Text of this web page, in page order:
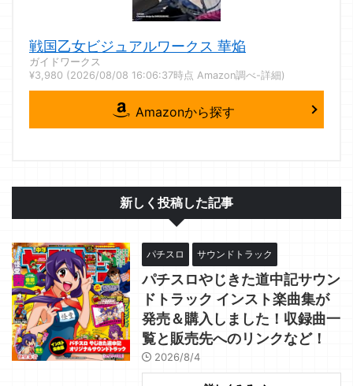
戦国乙女ビジュアルワークス 華焔
ガイドワークス
¥3,980 (2026/08/08 16:06:37時点 Amazon調べ-詳細)
Amazonから探す
新しく投稿した記事
パチスロ サウンドトラック
パチスロやじきた道中記サウン
ドトラック インスト楽曲集が
発売＆購入しました！収録曲一
覧と販売先へのリンクなど！
2026/8/4